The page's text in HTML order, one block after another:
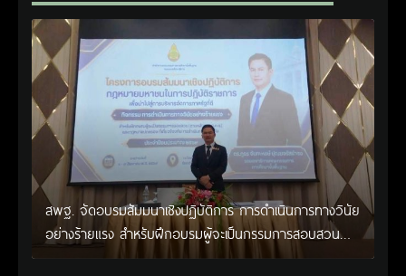
สพฐ. จัดอบรมสัมมนาเชิงปฏิบัติการ การดำเนินการทางวินัย
อย่างร้ายแรง สำหรับฝึกอบรมผู้จะเป็นกรรมการสอบสวน
(ตามหลักสูตร ก.ค.ศ.)